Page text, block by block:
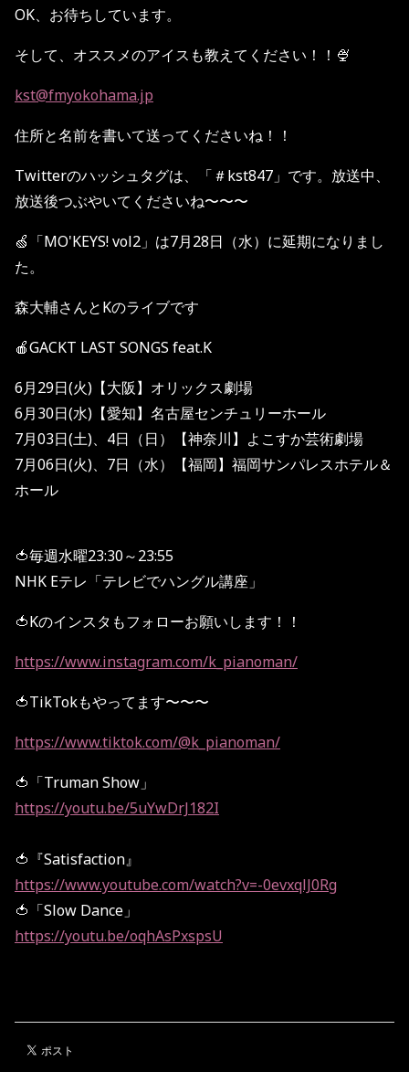
OK、お待ちしています。
そして、オススメのアイスも教えてください！！🍨
kst@fmyokohama.jp
住所と名前を書いて送ってくださいね！！
Twitterのハッシュタグは、「＃kst847」です。放送中、
放送後つぶやいてくださいね〜〜〜
🍏「MO'KEYS! vol2」は7月28日（水）に延期になりまし
た。
森大輔さんとKのライブです
🍎GACKT LAST SONGS feat.K
6月29日(火) 【大阪】オリックス劇場
6月30日(水) 【愛知】名古屋センチュリーホール
7月03日(土)、 4日（日）【神奈川】よこすか芸術劇場
7月06日(火)、 7日（水）【福岡】福岡サンパレスホテル＆
ホール
🍅毎週水曜23:30～23:55
NHK Eテレ「テレビでハングル講座」
🍅Kのインスタもフォローお願いします！！
https://www.instagram.com/k_pianoman/
🍅TikTokもやってます〜〜〜
https://www.tiktok.com/@k_pianoman/
🍅「Truman Show」
https://youtu.be/5uYwDrJ182I
🍅『Satisfaction』
https://www.youtube.com/watch?v=-0evxqlJ0Rg
🍅「Slow Dance」
https://youtu.be/oqhAsPxspsU